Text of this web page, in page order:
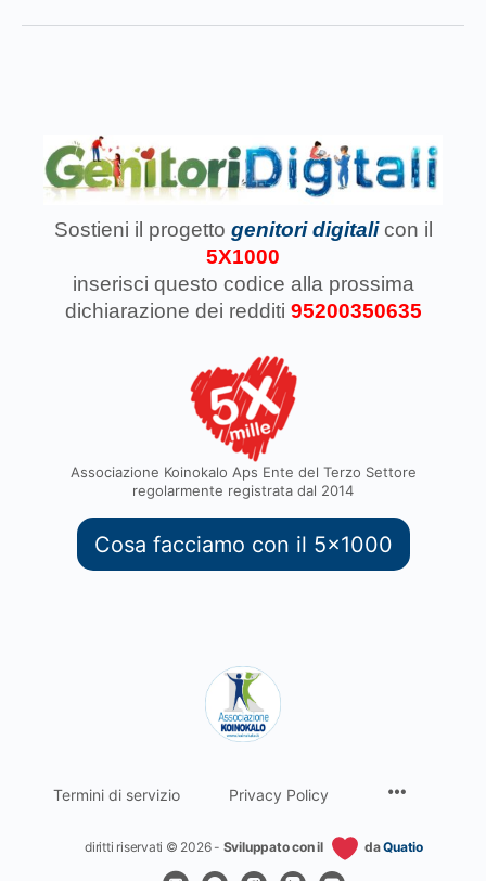
Sostieni il progetto genitori digitali con il
5X1000
inserisci questo codice alla prossima
dichiarazione dei redditi 95200350635
Associazione Koinokalo Aps Ente del Terzo Settore
regolarmente registrata dal 2014
Cosa facciamo con il 5x1000
Termini di servizio Privacy Policy
diritti riservati © 2026 - Sviluppato con il daQuatio